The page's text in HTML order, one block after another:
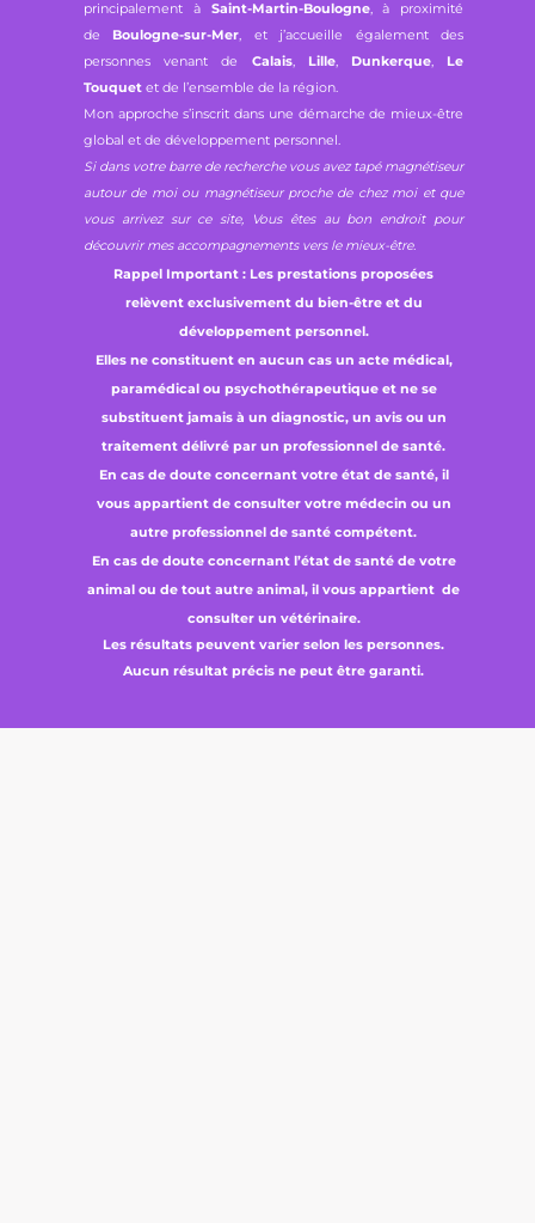
principalement à Saint-Martin-Boulogne, à proximité
de Boulogne-sur-Mer, et j’accueille également des
personnes venant de Calais, Lille, Dunkerque, Le
Touquet et de l’ensemble de la région.
Mon approche s’inscrit dans une démarche de mieux-être
global et de développement personnel.
Si dans votre barre de recherche vous avez tapé magnétiseur
autour de moi ou magnétiseur proche de chez moi et que
vous arrivez sur ce site, Vous êtes au bon endroit pour
découvrir mes accompagnements vers le mieux-être.
Rappel Important : Les prestations proposées
relèvent exclusivement du bien-être et du
développement personnel.
Elles ne constituent en aucun cas un acte médical,
paramédical ou psychothérapeutique et ne se
substituent jamais à un diagnostic, un avis ou un
traitement délivré par un professionnel de santé.
En cas de doute concernant votre état de santé, il
vous appartient de consulter votre médecin ou un
autre professionnel de santé compétent.
En cas de doute concernant l’état de santé de votre
animal ou de tout autre animal, il vous appartient de
consulter un vétérinaire.
Les résultats peuvent varier selon les personnes.
Aucun résultat précis ne peut être garanti.